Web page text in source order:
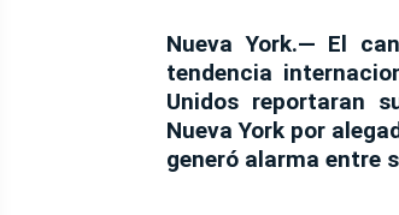
Nueva York.— El
tendencia
Unidos reportaran
Nueva York por
generó alarma entre